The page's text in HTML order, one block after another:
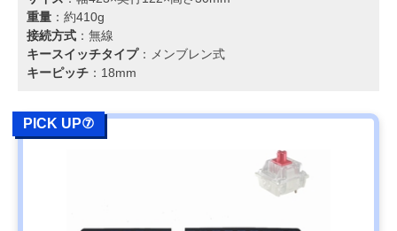
重量 ：約410g
接続方式 ：無線
キースイッチタイプ：メンブレン式
キーピッチ ：18mm
PICK UP⑦